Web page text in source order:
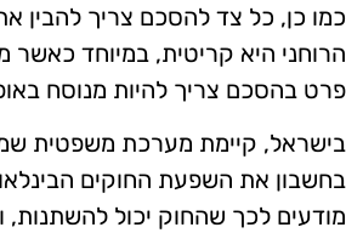
כמו כן, כל צד להסכם צריך להבין את
הרוחני היא קריטית, במיוחד
פרט בהסכם צריך להיות מנוסח
בישראל, קיימת מערכת משפטית
בחשבון את השפעת החוקים
מודעים לכך שהחוק יכול להשתנות,